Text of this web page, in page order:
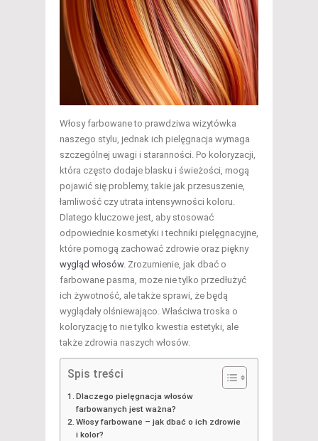
Włosy farbowane to prawdziwa wizytówka
naszego stylu, jednak ich pielęgnacja wymaga
szczególnej uwagi i staranności. Po koloryzacji,
która często dodaje blasku i świeżości, mogą
pojawić się problemy, takie jak przesuszenie,
łamliwość czy utrata intensywności koloru.
Dlatego kluczowe jest, aby stosować
odpowiednie kosmetyki i techniki pielęgnacyjne,
które pomogą zachować zdrowie oraz piękny
wygląd włosów. Zrozumienie, jak dbać o
farbowane pasma, może nie tylko przedłużyć
ich żywotność, ale także sprawi, że będą
wyglądały olśniewająco. Właściwa troska o
koloryzację to nie tylko kwestia estetyki, ale
także zdrowia naszych włosów.
Spis treści
Dlaczego pielęgnacja włosów
farbowanych jest ważna?
Włosy farbowane – jak dbać o ich zdrowie
i kolor?